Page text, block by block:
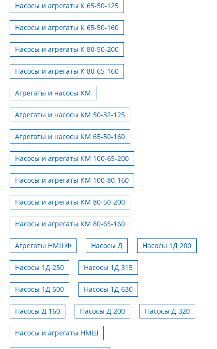
Насосы и агрегаты К 65-50-125
Насосы и агрегаты К 65-50-160
Насосы и агрегаты К 80-50-200
Насосы и агрегаты К 80-65-160
Агрегаты и насосы КМ
Агрегаты и насосы КМ 50-32-125
Агрегаты и насосы КМ 65-50-160
Насосы и агрегаты КМ 100-65-200
Насосы и агрегаты КМ 100-80-160
Насосы и агрегаты КМ 80-50-200
Насосы и агрегаты КМ 80-65-160
Агрегаты НМШФ Насосы Д Насосы 1Д 200
Насосы 1Д 250 Насосы 1Д 315
Насосы 1Д 500 Насосы 1Д 630
Насосы Д 160 Насосы Д 200 Насосы Д 320
Насосы и агрегаты НМШ